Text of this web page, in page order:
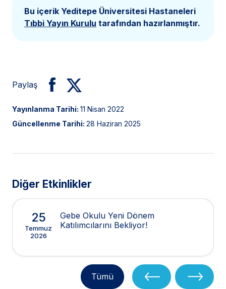
Bu içerik Yeditepe Üniversitesi Hastaneleri
Tıbbi Yayın Kurulu tarafından hazırlanmıştır.
Paylaş
Yayınlanma Tarihi: 11 Nisan 2022
Güncellenme Tarihi: 28 Haziran 2025
Diğer Etkinlikler
25
Temmuz
2026
Gebe Okulu Yeni Dönem
Katılımcılarını Bekliyor!
Tümü